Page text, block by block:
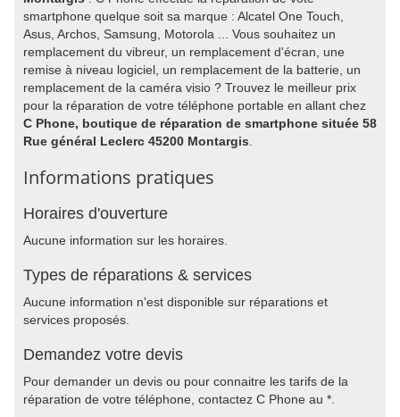
smartphone quelque soit sa marque : Alcatel One Touch,
Asus, Archos, Samsung, Motorola ... Vous souhaitez un
remplacement du vibreur, un remplacement d'écran, une
remise à niveau logiciel, un remplacement de la batterie, un
remplacement de la caméra visio ? Trouvez le meilleur prix
pour la réparation de votre téléphone portable en allant chez
C Phone, boutique de réparation de smartphone située 58
Rue général Leclerc 45200 Montargis
Informations pratiques
Horaires d'ouverture
Aucune information sur les horaires.
Types de réparations & services
Aucune information n'est disponible sur réparations et
services proposés.
Demandez votre devis
Pour demander un devis ou pour connaitre les tarifs de la
réparation de votre téléphone, contactez C Phone au *.